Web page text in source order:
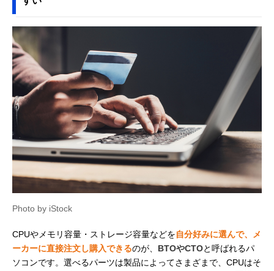
Photo by iStock
CPUやメモリ容量・ストレージ容量などを自分好みに選んで、メ
ーカーに直接注文し購入できるのが、 BTOやCTOと呼ばれるパ
ソコンです。選べるパーツは製品によってさまざまで、CPUはそ